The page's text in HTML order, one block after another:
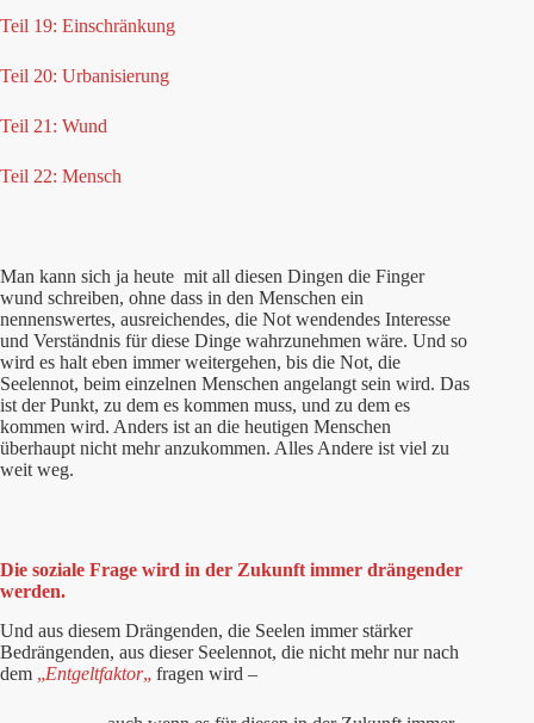
Teil 19: Einschränkung
Teil 20: Urbanisierung
Teil 21: Wund
Teil 22: Mensch
Man kann sich ja heute mit all diesen Dingen die Finger
wund schreiben, ohne dass in den Menschen ein
nennenswertes, ausreichendes, die Not wendendes Interesse
und Verständnis für diese Dinge wahrzunehmen wäre. Und so
wird es halt eben immer weitergehen, bis die Not, die
Seelennot, beim einzelnen Menschen angelangt sein wird. Das
ist der Punkt, zu dem es kommen muss, und zu dem es
kommen wird. Anders ist an die heutigen Menschen
überhaupt nicht mehr anzukommen. Alles Andere ist viel zu
weit weg.
Die soziale Frage wird in der Zukunft immer drängender
werden.
Und aus diesem Drängenden, die Seelen immer stärker
Bedrängenden, aus dieser Seelennot, die nicht mehr nur nach
dem „Entgeltfaktor„ fragen wird –